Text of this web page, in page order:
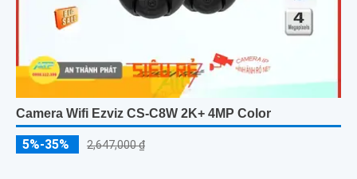
Camera Wifi Ezviz CS-C8W 2K+ 4MP Color
5%-35% 2,647,000 ₫